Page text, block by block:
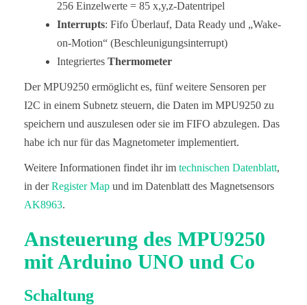
256 Einzelwerte = 85 x,y,z-Datentripel
Interrupts: Fifo Überlauf, Data Ready und „Wake-
on-Motion“ (Beschleunigungsinterrupt)
Integriertes Thermometer
Der MPU9250 ermöglicht es, fünf weitere Sensoren per
I2C in einem Subnetz steuern, die Daten im MPU9250 zu
speichern und auszulesen oder sie im FIFO abzulegen. Das
habe ich nur für das Magnetometer implementiert.
Weitere Informationen findet ihr im technischen Datenblatt,
in derRegister Map und im Datenblatt des Magnetsensors
AK8963.
Ansteuerung des MPU9250
mit Arduino UNO und Co
Schaltung